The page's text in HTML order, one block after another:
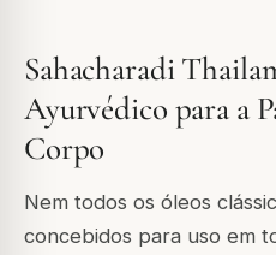
Sahacharadi
Ayurvédico para a
Corpo
Nem todos os óleos
concebidos para uso em